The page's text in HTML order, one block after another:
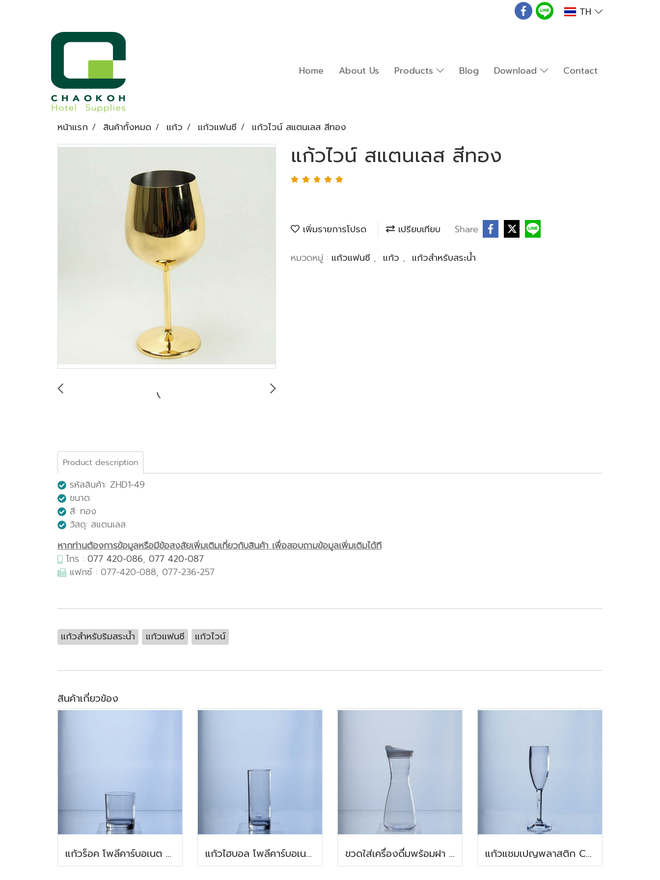
TH
Home About Us Products Blog Download Contact
หน้าแรก สินค้าทั้งหมด แก้ว แก้วแฟนซี แก้วไวน์ สแตนเลส สีทอง
แก้วไวน์ สแตนเลส สีทอง
เพิ่มรายการโปรด เปรียบเทียบ Share
หมวดหมู่ : แก้วแฟนซี , แก้ว , แก้วสำหรับสระน้ำ
Product description
รหัสสินค้า: ZHD1-49
ขนาด:
สี: ทอง
วัสดุ: สแตนเลส
หากท่านต้องการข้อมูลหรือมีข้อสงสัยเพิ่มเติมเกี่ยวกับสินค้า เพื่อสอบถามข้อมูลเพิ่มเติมได้ที
โทร : 077 420-086, 077 420-087
แฟกซ์ : 077-420-088, 077-236-257
แก้วสำหรับริมสระน้ำ แก้วแฟนซี แก้วไวน์
สินค้าเกี่ยวข้อง
แก้วร็อค โพลีคาร์บอเนต 350 มล. แก้วไฮบอล โพลีคาร์บอเนต 350 มล. ขวดใส่เครื่องดื่มพร้อมฝา 0.6 ลิตร แก้วแชมเปญพลาสติก Copolyester 155 มล.